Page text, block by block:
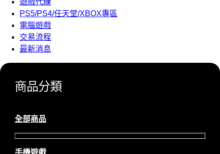
遊戲代練
PS5/PS4/任天堂/XBOX專區
電腦遊戲
交易流程
最新消息
商品分類
全部商品
手機遊戲